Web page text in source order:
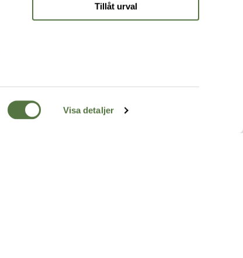
Visa detaljer
Tillåt urval